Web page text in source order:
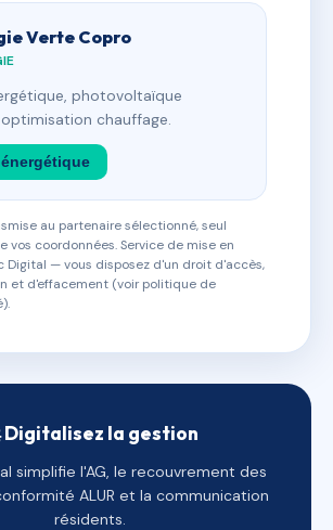
Verte Copro
photovoltaïque
chauffage.
énergétique
au partenaire sélectionné, seul
vos coordonnées. Service de mise en
Digital — vous disposez d'un droit d'accès,
et d'effacement (voir politique de
Digitalisez la gestion
simplifie l'AG, le recouvrement des
ALUR et la communication
résidents.